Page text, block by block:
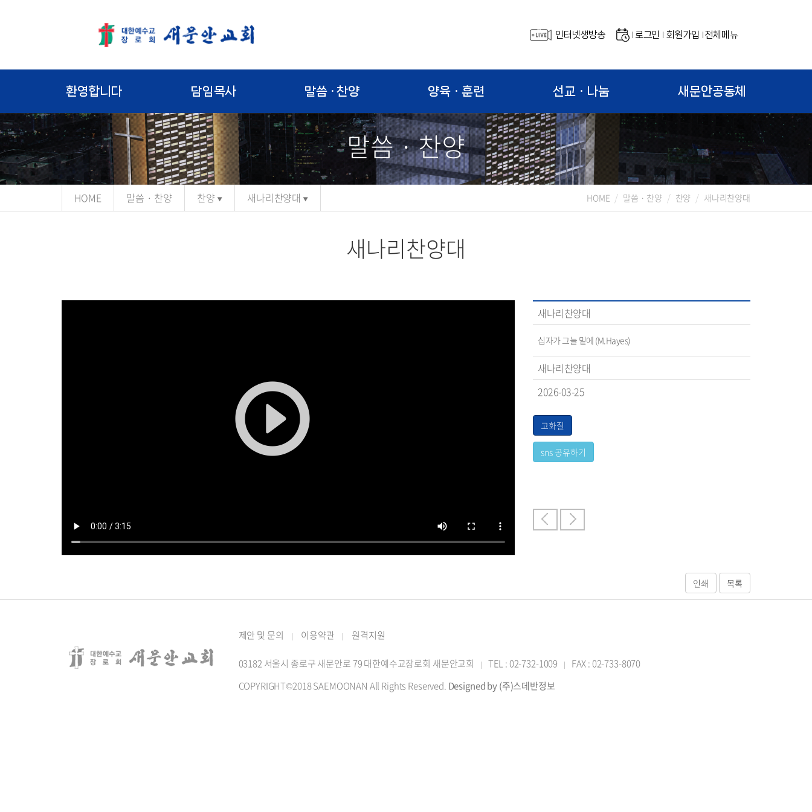
인터넷생방송 로그인 회원가입 전체메뉴
환영합니다 담임목사 말씀 · 찬양 양육ㆍ훈련 선교ㆍ나눔 새문안공동체
말씀 · 찬양
HOME 말씀 · 찬양 찬양 새나리찬양대 HOME 말씀 · 찬양 찬양 새나리찬양대
새나리찬양대
새나리찬양대
십자가 그늘 밑에 (M.Hayes)
새나리찬양대
2026-03-25
제안 및 문의 | 이용약관 | 원격지원
03182 서울시 종로구 새문안로 79 대한예수교장로회 새문안교회 | TEL : 02-732-1009 |
FAX : 02-733-8070
COPYRIGHT©2018 SAEMOONAN All Rights Reserved. Designed by (주)스데반정보